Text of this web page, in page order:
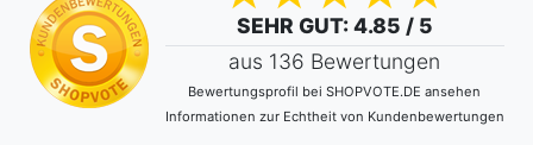
SEHR GUT: 4.85 / 5
aus 136 Bewertungen
Bewertungsprofil bei SHOPVOTE.DE ansehen
Informationen zur Echtheit von Kundenbewertungen